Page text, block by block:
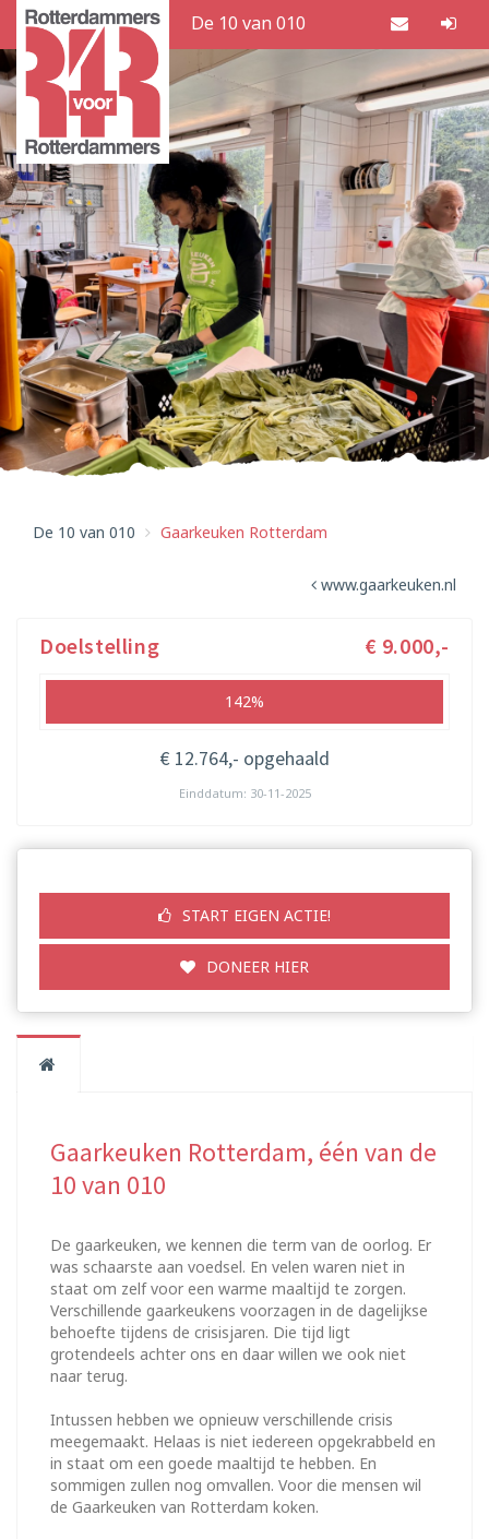
De 10 van 010
De 10 van 010 Gaarkeuken Rotterdam
www.gaarkeuken.nl
Doelstelling € 9.000,-
142%
€ 12.764,- opgehaald
Einddatum: 30-11-2025
START EIGEN ACTIE!
DONEER HIER
Gaarkeuken Rotterdam, één van de
10 van 010
De gaarkeuken, we kennen die term van de oorlog. Er
was schaarste aan voedsel. En velen waren niet in
staat om zelf voor een warme maaltijd te zorgen.
Verschillende gaarkeukens voorzagen in de dagelijkse
behoefte tijdens de crisisjaren. Die tijd ligt
grotendeels achter ons en daar willen we ook niet
naar terug.
Intussen hebben we opnieuw verschillende crisis
meegemaakt. Helaas is niet iedereen opgekrabbeld en
in staat om een goede maaltijd te hebben. En
sommigen zullen nog omvallen. Voor die mensen wil
de Gaarkeuken van Rotterdam koken.